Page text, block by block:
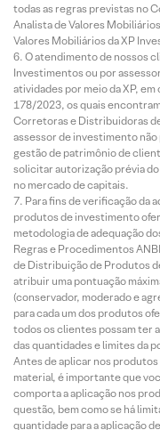
todas as regras previstas no
Analista de Valores
Valores Mobiliários da XP
O atendimento de nossos
Investimentos ou por
atividades por meio da XP,
178/2023, os quais
Corretoras e Distribuidoras
assessor de investimento
gestão de patrimônio de
solicitar autorização prévia
no mercado de capitais.
Para fins de verificação da
produtos de investimento
metodologia de adequação
Regras e Procedimentos
de Distribuição de Produtos
atribuir uma pontuação
(conservador, moderado e
para cada um dos produtos
todos os clientes possam ter
das quantidades e limites da
Antes de aplicar nos
material, é importante que
comporta a aplicação nos
questão, bem como se há
quantidade para a aplicação